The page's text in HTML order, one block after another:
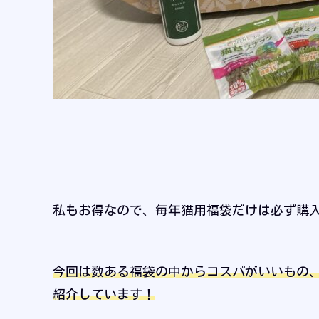
私もお得なので、毎年猫用福袋だけは必ず購
今回は数ある福袋の中からコスパがいいもの
紹介しています！